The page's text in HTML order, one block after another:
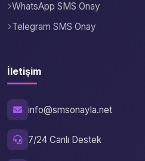
WhatsApp SMS Onay
Telegram SMS Onay
İletişim
info@smsonayla.net
7/24 Canlı Destek